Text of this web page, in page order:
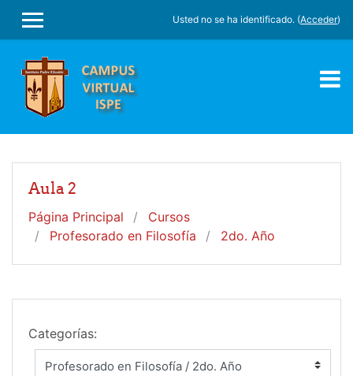
PANEL LATERAL
Usted no se ha identificado. (Acceder)
Aula 2
Página Principal
Cursos
Profesorado en Filosofía
2do. Año
Categorías: